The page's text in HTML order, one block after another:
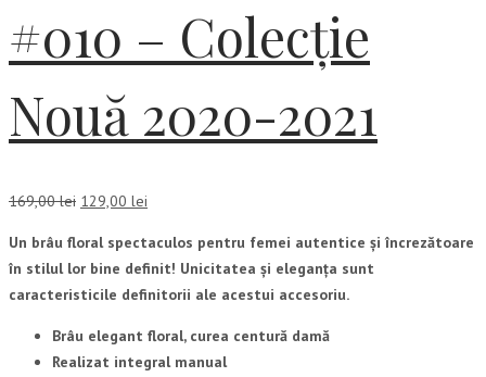
#010 – Colecție
Nouă 2020-2021
169,00lei Prețul
a
fost:
169,00 lei.
129,00 lei
este:
129,00 lei.
Un brâu floral spectaculos pentru femei autentice și încrezătoare
în stilul lor bine definit! Unicitatea și eleganța sunt
caracteristicile definitorii ale acestui accesoriu.
Brâu elegant floral, curea centură damă
Realizat integral manual